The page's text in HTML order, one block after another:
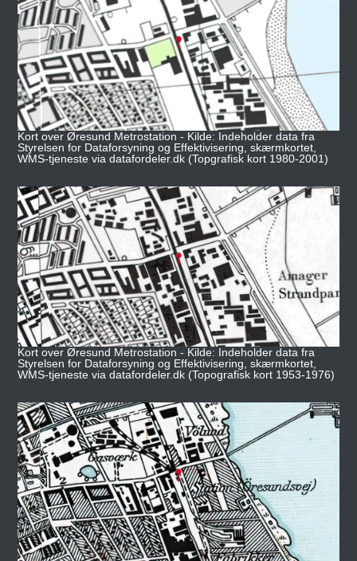
Kort over Øresund Metrostation - Kilde: Indeholder data fra
Styrelsen for Dataforsyning og Effektivisering, skærmkortet,
WMS-tjeneste via datafordeler.dk (Topgrafisk kort 1980-2001)
Kort over Øresund Metrostation - Kilde: Indeholder data fra
Styrelsen for Dataforsyning og Effektivisering, skærmkortet,
WMS-tjeneste via datafordeler.dk (Topografisk kort 1953-1976)